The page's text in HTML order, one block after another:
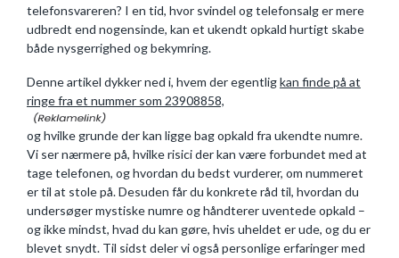
telefonsvareren? I en tid, hvor svindel og telefonsalg er mere
udbredt end nogensinde, kan et ukendt opkald hurtigt skabe
både nysgerrighed og bekymring.
Denne artikel dykker ned i, hvem der egentligkan finde på at
ringe fra et nummer som 23908858,
og hvilke grunde der kan ligge bag opkald fra ukendte numre.
Vi ser nærmere på, hvilke risici der kan være forbundet med at
tage telefonen, og hvordan du bedst vurderer, om nummeret
er til at stole på. Desuden får du konkrete råd til, hvordan du
undersøger mystiske numre og håndterer uventede opkald –
og ikke mindst, hvad du kan gøre, hvis uheldet er ude, og du er
blevet snydt. Til sidst deler vi også personlige erfaringer med